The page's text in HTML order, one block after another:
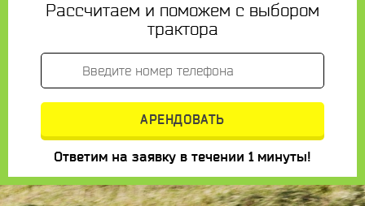
Рассчитаем и поможем с выбором
трактора
Ответим на заявку в течении 1 минуты!